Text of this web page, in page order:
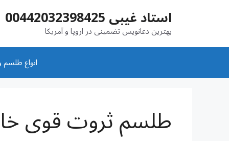
استاد غیبی 00442032398425
بهترین دعانویس تضمینی در اروپا و آمریکا
انواع طلسم
طلسم ثروت قوی